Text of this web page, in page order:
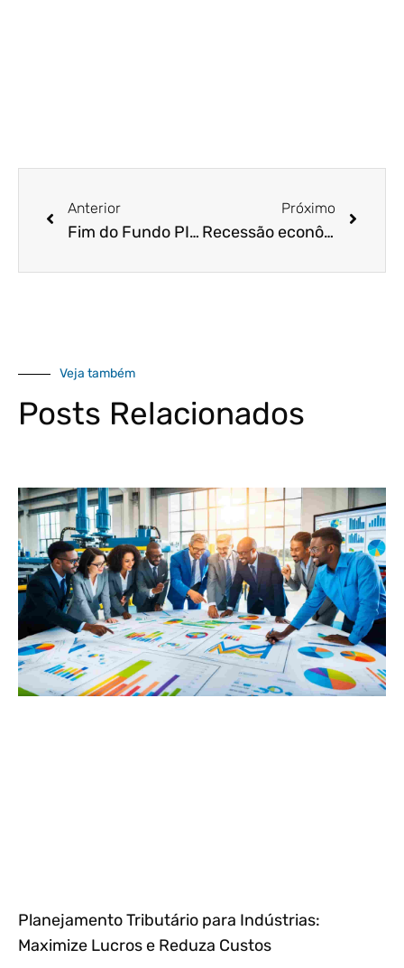
Anterior
Fim do Fundo PIS-Pasep não acaba com o abono salarial do PIS-Pasep; entenda
Próximo
Recessão econômica: como o seu contador pode te ajudar em tempos de crise?
Veja também
Posts Relacionados
Planejamento Tributário para Indústrias:
Maximize Lucros e Reduza Custos